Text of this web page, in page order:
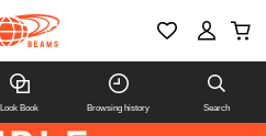
Look Book Browsing history Search